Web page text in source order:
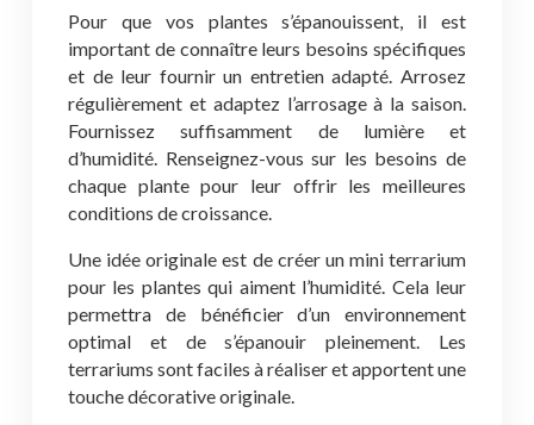
Pour que vos plantes s’épanouissent, il est
important de connaître leurs besoins spécifiques
et de leur fournir un entretien adapté. Arrosez
régulièrement et adaptez l’arrosage à la saison.
Fournissez suffisamment de lumière et
d’humidité. Renseignez-vous sur les besoins de
chaque plante pour leur offrir les meilleures
conditions de croissance.
Une idée originale est de créer un mini terrarium
pour les plantes qui aiment l’humidité. Cela leur
permettra de bénéficier d’un environnement
optimal et de s’épanouir pleinement. Les
terrariums sont faciles à réaliser et apportent une
touche décorative originale.